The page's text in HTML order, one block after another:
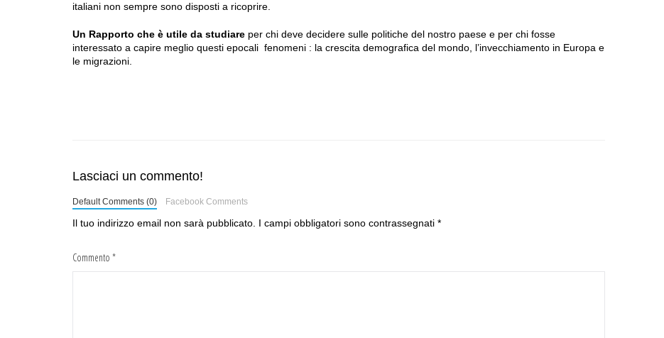
italiani non sempre sono disposti a ricoprire.
Un Rapporto che è utile da studiare per chi deve decidere sulle politiche del nostro paese e per chi fosse
interessato a capire meglio questi epocali fenomeni : la crescita demografica del mondo, l’invecchiamento in Europa e
le migrazioni.
Lasciaci un commento!
Default Comments (0) Facebook Comments
Il tuo indirizzo email non sarà pubblicato. I campi obbligatori sono contrassegnati *
Commento *